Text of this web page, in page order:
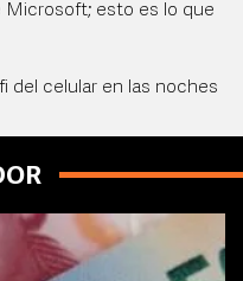
Microsoft; esto es lo que
del celular en las noches